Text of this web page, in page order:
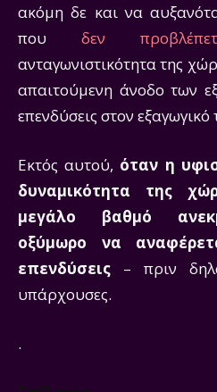
ακόμη δε και να
που δεν
ανταγωνιστικότητα της
απαιτούμενη άνοδο των
επενδύσεις στον εξαγωγικό
Εκτός αυτού, όταν η
δυναμικότητα της
μεγάλο βαθμό
οξύμωρο να
επενδύσεις – πριν
υπάρχουσες.
.